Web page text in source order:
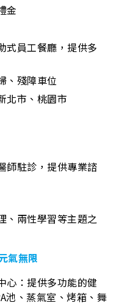
金
式員工餐廳，提供多
、殘障車位
北市、桃園市
師駐診，提供專業諮
、兩性學習等主題之
氣無限
心：提供多功能的健
池、蒸氣室、烤箱、舞